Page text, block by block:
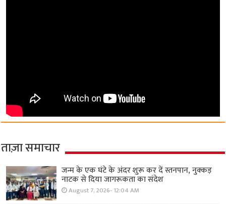
ताज़ा समाचार
जन्म के एक घंटे के अंदर शुरू कर दें स्तनपान, नुक्कड़
नाटक से दिया जागरूकता का संदेश
August 7, 2026- 12:04 AM